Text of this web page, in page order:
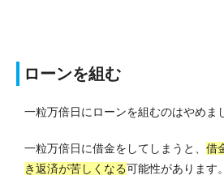
ローンを組む
一粒万倍日にローンを組むのはやめま
一粒万倍日に借金をしてしまうと、 借
き返済が苦しくなる可能性があります。